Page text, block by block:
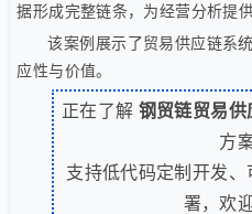
据形成完整链条，为经营分析提
该案例展示了贸易供应链系
应性与价值。
正在了解 钢贸链贸易供
方
支持低代码定制开发
署，欢